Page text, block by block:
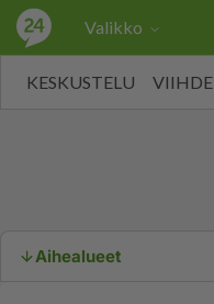
Valikko
KESKUSTELU VIIHDE
Aihealueet